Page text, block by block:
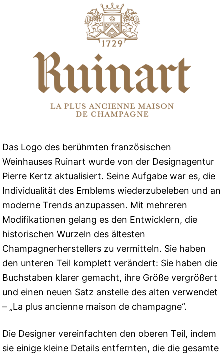
Das Logo des berühmten französischen
Weinhauses Ruinart wurde von der Designagentur
Pierre Kertz aktualisiert. Seine Aufgabe war es, die
Individualität des Emblems wiederzubeleben und an
moderne Trends anzupassen. Mit mehreren
Modifikationen gelang es den Entwicklern, die
historischen Wurzeln des ältesten
Champagnerherstellers zu vermitteln. Sie haben
den unteren Teil komplett verändert: Sie haben die
Buchstaben klarer gemacht, ihre Größe vergrößert
und einen neuen Satz anstelle des alten verwendet
– „La plus ancienne maison de champagne“.
Die Designer vereinfachten den oberen Teil, indem
sie einige kleine Details entfernten, die die gesamte